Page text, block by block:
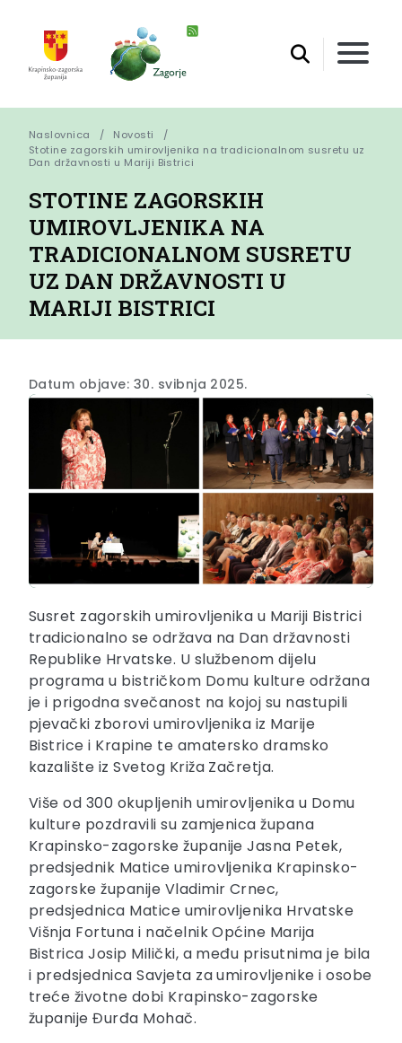
Naslovnica
Novosti
Stotine zagorskih umirovljenika na tradicionalnom susretu uz
Dan državnosti u Mariji Bistrici
STOTINE ZAGORSKIH
UMIROVLJENIKA NA
TRADICIONALNOM SUSRETU
UZ DAN DRŽAVNOSTI U
MARIJI BISTRICI
Datum objave: 30. svibnja 2025.
Susret zagorskih umirovljenika u Mariji Bistrici
tradicionalno se održava na Dan državnosti
Republike Hrvatske. U službenom dijelu
programa u bistričkom Domu kulture održana
je i prigodna svečanost na kojoj su nastupili
pjevački zborovi umirovljenika iz Marije
Bistrice i Krapine te amatersko dramsko
kazalište iz Svetog Križa Začretja.
Više od 300 okupljenih umirovljenika u Domu
kulture pozdravili su zamjenica župana
Krapinsko-zagorske županije Jasna Petek,
predsjednik Matice umirovljenika Krapinsko-
zagorske županije Vladimir Crnec,
predsjednica Matice umirovljenika Hrvatske
Višnja Fortuna i načelnik Općine Marija
Bistrica Josip Milički, a među prisutnima je bila
i predsjednica Savjeta za umirovljenike i osobe
treće životne dobi Krapinsko-zagorske
županije Đurđa Mohač.